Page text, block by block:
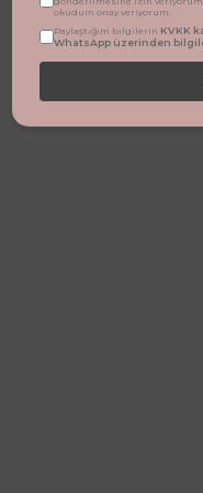
okudum onay veriyorum.
Paylaştığım bilgilerin KVKK
WhatsApp üzerinden